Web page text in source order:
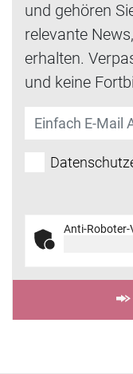
und gehören
relevante
erhalten.
und keine
Anti-Roboter-